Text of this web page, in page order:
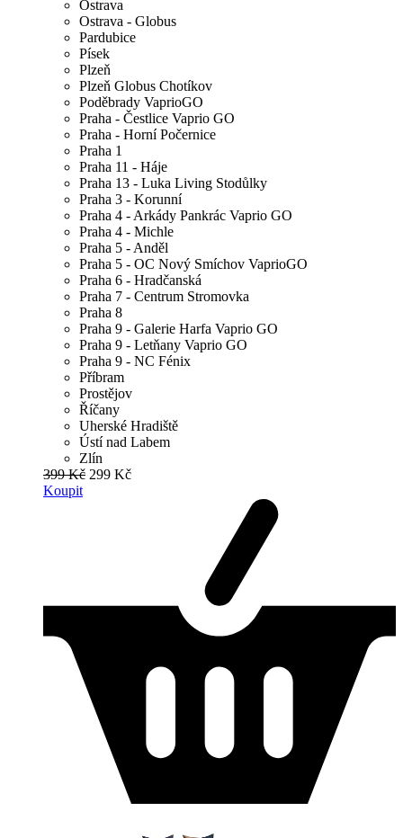
Ostrava
Ostrava - Globus
Pardubice
Písek
Plzeň
Plzeň Globus Chotíkov
Poděbrady VaprioGO
Praha - Čestlice Vaprio GO
Praha - Horní Počernice
Praha 1
Praha 11 - Háje
Praha 13 - Luka Living Stodůlky
Praha 3 - Korunní
Praha 4 - Arkády Pankrác Vaprio GO
Praha 4 - Michle
Praha 5 - Anděl
Praha 5 - OC Nový Smíchov VaprioGO
Praha 6 - Hradčanská
Praha 7 - Centrum Stromovka
Praha 8
Praha 9 - Galerie Harfa Vaprio GO
Praha 9 - Letňany Vaprio GO
Praha 9 - NC Fénix
Příbram
Prostějov
Říčany
Uherské Hradiště
Ústí nad Labem
Zlín
399 Kč 299 Kč
Koupit